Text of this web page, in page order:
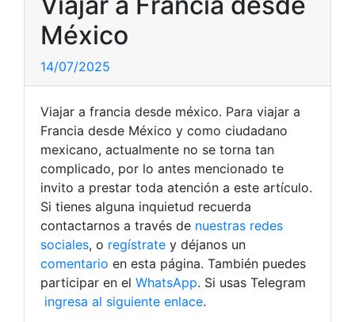
México
14/07/2025
Viajar a francia desde méxico. Para viajar a
Francia desde México y como ciudadano
mexicano, actualmente no se torna tan
complicado, por lo antes mencionado te
invito a prestar toda atención a este artículo.
Si tienes alguna inquietud recuerda
contactarnos a través de nuestras redes
sociales, o regístrate y déjanos un
comentario en esta página. También puedes
participar en el WhatsApp. Si usas Telegram
ingresa al siguiente enlace.